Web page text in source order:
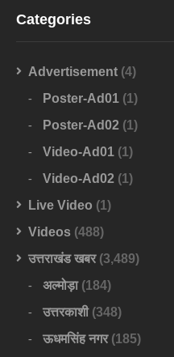
Categories
Advertisement (4)
Poster-Ad01 (1)
Poster-Ad02 (1)
Video-Ad01 (1)
Video-Ad02 (1)
Live Video (1)
Videos (488)
उत्तराखंड खबर(3,489)
अल्मोड़ा(184)
उत्तरकाशी(348)
ऊधमसिंह नगर(185)